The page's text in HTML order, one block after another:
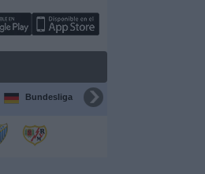
Bundesliga Supercopa de España